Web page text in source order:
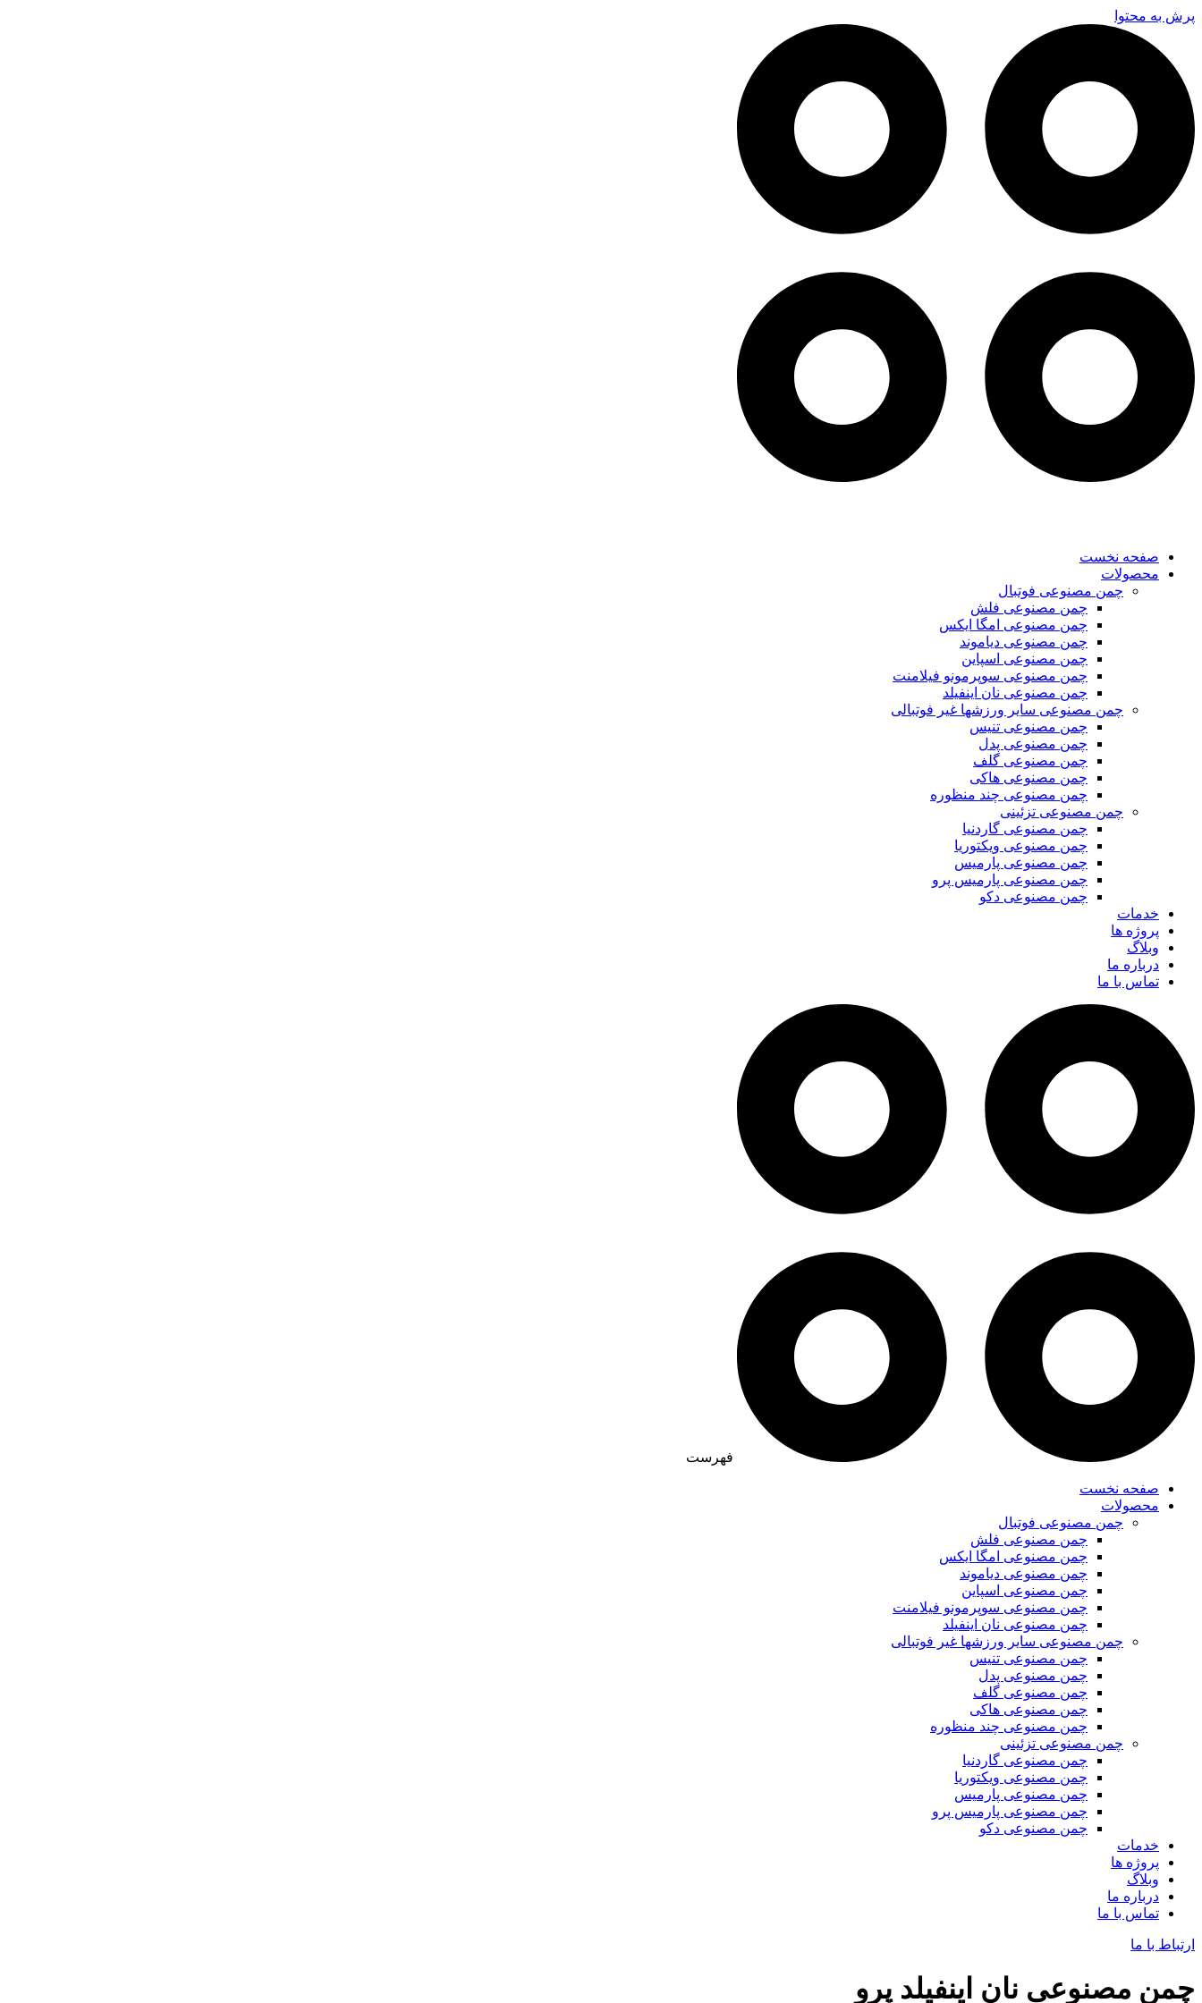
پرش به محتوا
صفحه نخست
محصولات
چمن مصنوعی فوتبال
چمن مصنوعی فلش
چمن مصنوعی امگا ایکس
چمن مصنوعی دیاموند
چمن مصنوعی اسپاین
چمن مصنوعی سوپرمونو فیلامنت
چمن مصنوعی نان اینفیلد
چمن مصنوعی سایر ورزشها غیر فوتبالی
چمن مصنوعی تنیس
چمن مصنوعی پدل
چمن مصنوعی گلف
چمن مصنوعی هاکی
چمن مصنوعی چند منظوره
چمن مصنوعی تزئینی
چمن مصنوعی گاردنیا
چمن مصنوعی ویکتوریا
چمن مصنوعی پارمیس
چمن مصنوعی پارمیس پرو
چمن مصنوعی دکو
خدمات
پروژه ها
وبلاگ
درباره ما
تماس با ما
فهرست
صفحه نخست
محصولات
چمن مصنوعی فوتبال
چمن مصنوعی فلش
چمن مصنوعی امگا ایکس
چمن مصنوعی دیاموند
چمن مصنوعی اسپاین
چمن مصنوعی سوپرمونو فیلامنت
چمن مصنوعی نان اینفیلد
چمن مصنوعی سایر ورزشها غیر فوتبالی
چمن مصنوعی تنیس
چمن مصنوعی پدل
چمن مصنوعی گلف
چمن مصنوعی هاکی
چمن مصنوعی چند منظوره
چمن مصنوعی تزئینی
چمن مصنوعی گاردنیا
چمن مصنوعی ویکتوریا
چمن مصنوعی پارمیس
چمن مصنوعی پارمیس پرو
چمن مصنوعی دکو
خدمات
پروژه ها
وبلاگ
درباره ما
تماس با ما
ارتباط با ما
چمن مصنوعی نان اینفیلد پرو